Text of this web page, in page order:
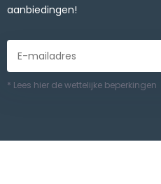
aanbiedingen!
* Lees hier de wettelijke beperkingen